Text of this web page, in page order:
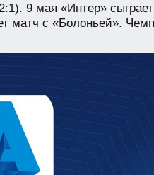
9 мая «Интер»
матч с «Болоньей».